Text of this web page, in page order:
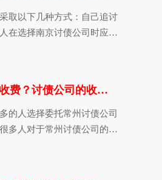
取以下几种方式：自己追讨
在选择南京讨债公司时应慎
讨债公司帮忙要账怎么收费？讨债公司的收费依据分享
的人选择委托常州讨债公司
多人对于常州讨债公司的收